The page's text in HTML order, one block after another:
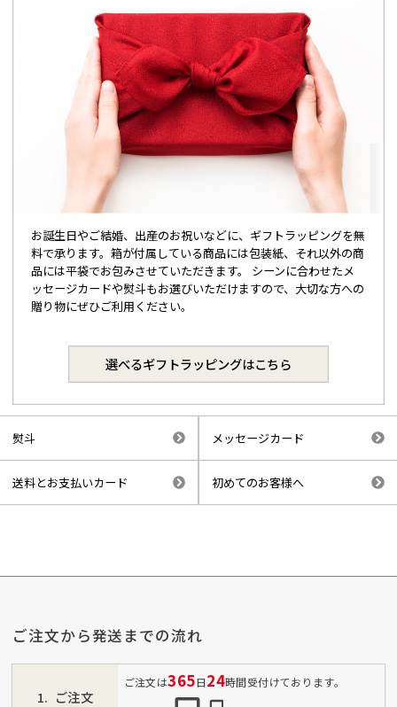
お誕生日やご結婚、出産のお祝いなどに、ギフトラッピングを無
料で承ります。箱が付属している商品には包装紙、それ以外の商
品には平袋でお包みさせていただきます。 シーンに合わせたメ
ッセージカードや熨斗もお選びいただけますので、大切な方への
贈り物にぜひご利用ください。
選べるギフトラッピングはこちら
熨斗 メッセージカード
送料とお支払いカード 初めてのお客様へ
ご注文から発送までの流れ
ご注文
ご注文は365日24時間受付けております。